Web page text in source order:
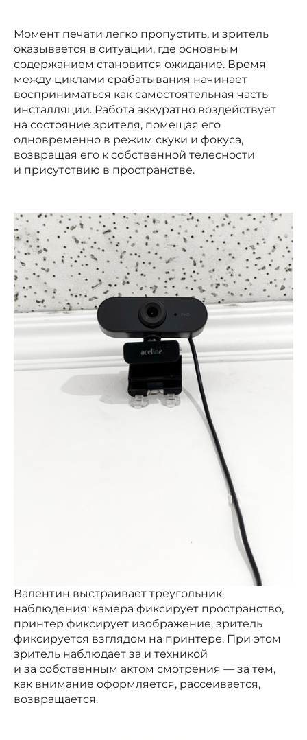
Момент печати легко пропустить, и зритель
оказывается в ситуации, где основным
содержанием становится ожидание. Время
между циклами срабатывания начинает
восприниматься как самостоятельная часть
инсталляции. Работа аккуратно воздействует
на состояние зрителя, помещая его
одновременно в режим скуки и фокуса,
возвращая его к собственной телесности
и присутствию в пространстве.
Валентин выстраивает треугольник
наблюдения: камера фиксирует пространство,
принтер фиксирует изображение, зритель
фиксируется взглядом на принтере. При этом
зритель наблюдает за и техникой
и за собственным актом смотрения — за тем,
как внимание оформляется, рассеивается,
возвращается.